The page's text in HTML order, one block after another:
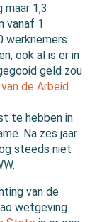
1,3
vanaf 1
werknemers
ook al is er in
geld zou
de Arbeid
te hebben in
Na zes jaar
steeds niet
van de
wetgeving